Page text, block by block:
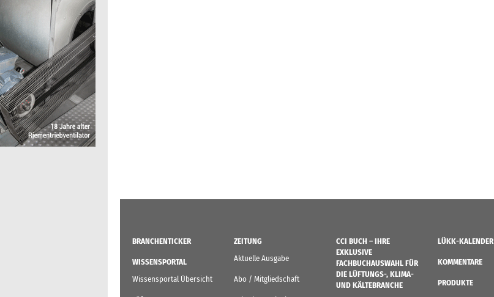
BRANCHENTICKER
WISSENSPORTAL
Wissensportal Übersicht
ZEITUNG
Aktuelle Ausgabe
Abo / Mitgliedschaft
CCI BUCH – IHRE
EXKLUSIVE
FACHBUCHAUSWAHL FÜR
DIE LÜFTUNGS-, KLIMA-
UND KÄLTEBRANCHE
LÜKK-KALENDER
KOMMENTARE
PRODUKTE